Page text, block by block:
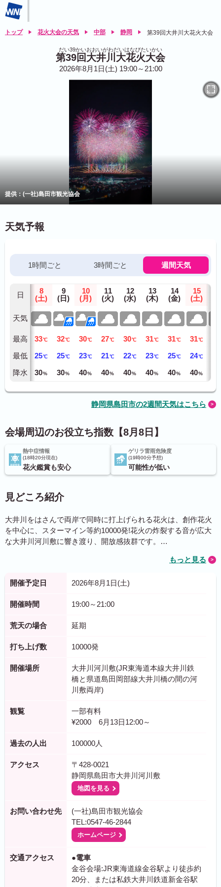
トップ 花火大会の天気 中部 静岡 第39回大井川大花火大会
だい39かいおおいがわだいはなびたいかい
第39回大井川大花火大会
2026年8月1日(土) 19:00～21:00
提供：(一社)島田市観光協会
天気予報
1時間ごと 3時間ごと 週間天気
日
天気
最高
最低
降水
8
(土)
33℃
25℃
30%
9
(日)
32℃
25℃
30%
10
(月)
30℃
23℃
40%
11
(火)
27℃
21℃
40%
12
(水)
30℃
22℃
40%
13
(木)
31℃
23℃
40%
14
(金)
31℃
25℃
40%
15
(土)
31℃
24℃
40%
静岡県島田市の2週間天気はこちら
会場周辺のお役立ち指数【8月8日】
熱中症情報
18時20分現在
花火鑑賞も安心
ゲリラ雷雨危険度
19時00分予想
可能性が低い
見どころ紹介
大井川をはさんで両岸で同時に打上げられる花火は、創作花火
を中心に、スターマイン等約10000発!花火の炸裂する音が広大
な大井川河川敷に響き渡り、開放感抜群です。…
もっと見る
開催予定日 2026年8月1日(土)
開催時間 19:00～21:00
荒天の場合 延期
打ち上げ数 10000発
開催場所
大井川河川敷(JR東海道本線大井川鉄
橋と県道島田岡部線大井川橋の間の河
川敷両岸)
観覧
一部有料
¥2000 6月13日12:00～
過去の人出 100000人
アクセス
〒428-0021
静岡県島田市大井川河川敷
地図を見る
お問い合わせ先
(一社)島田市観光協会
TEL:0547-46-2844
ホームページ
交通アクセス
●電車
金谷会場:JR東海道線金谷駅より徒歩約
20分、または私鉄大井川鉄道新金谷駅